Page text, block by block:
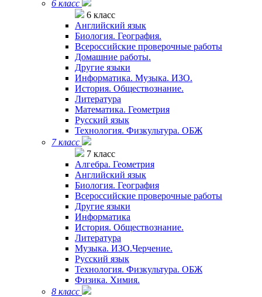
6 класс
6 класс
Английский язык
Биология. География.
Всероссийские проверочные работы
Домашние работы.
Другие языки
Информатика. Музыка. ИЗО.
История. Обществознание.
Литература
Математика. Геометрия
Русский язык
Технология. Физкультура. ОБЖ
7 класс
7 класс
Алгебра. Геометрия
Английский язык
Биология. География
Всероссийские проверочные работы
Другие языки
Информатика
История. Обществознание.
Литература
Музыка. ИЗО.Черчение.
Русский язык
Технология. Физкультура. ОБЖ
Физика. Химия.
8 класс